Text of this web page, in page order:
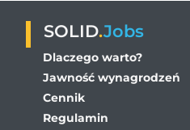
SOLID.Jobs
Dlaczego warto?
Jawność wynagrodzeń
Cennik
Regulamin